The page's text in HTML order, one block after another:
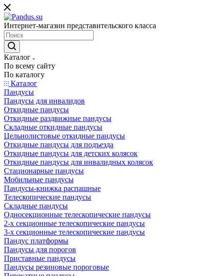
Интернет-магазин представительского класса
Каталог
По всему сайту
По каталогу
Каталог
Пандусы
Пандусы для инвалидов
Откидные пандусы
Откидные раздвижные пандусы
Складные откидные пандусы
Цельнолистовые откидные пандусы
Откидные пандусы для подъезда
Откидные пандусы для детских колясок
Откидные пандусы для инвалидных колясок
Стационарные пандусы
Мобильные пандусы
Пандусы-книжка распашные
Телескопические пандусы
Складные пандусы
Односекционные телескопические пандусы
2-х секционные телескопические пандусы
3-х секционные телескопические пандусы
Пандус платформы
Пандусы для порогов
Приставные пандусы
Пандусы резиновые пороговые